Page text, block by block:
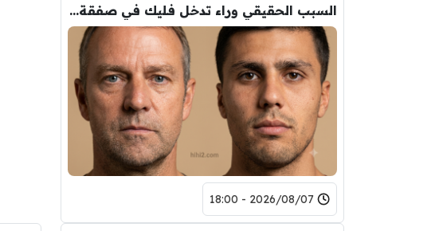
السبب الحقيقي وراء تدخل فليك في صفقة رودري
2026/08/07 - 18:00